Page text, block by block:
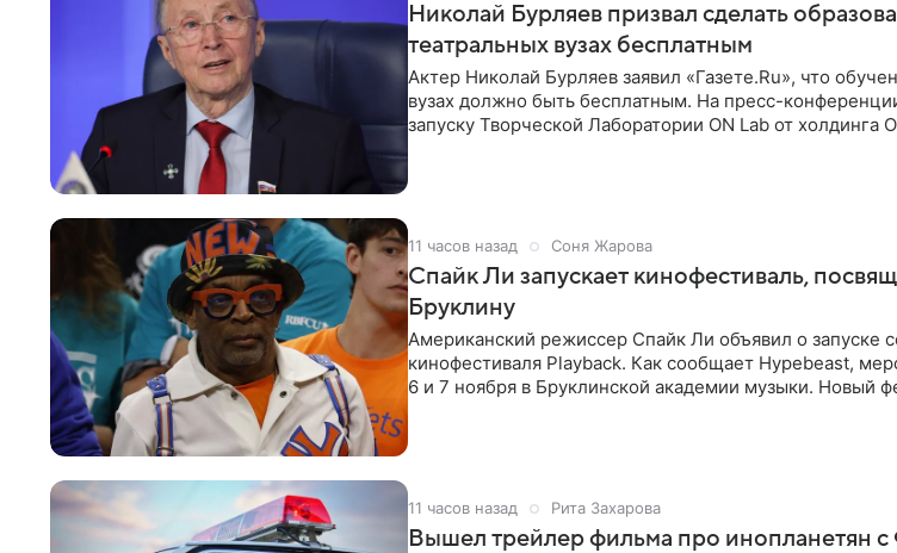
Николай Бурляев призвал сделать
театральных вузах бесплатным
Актер Николай Бурляев заявил «Газете.Ru», что
вузах должно быть бесплатным. На пресс-
запуску Творческой Лаборатории ON Lab от холдинга
11 часов назад Соня Жарова
Спайк Ли запускает кинофестиваль,
Бруклину
Американский режиссер Спайк Ли объявил о запуске
кинофестиваля Playback. Как сообщает Hypebeast,
6 и 7 ноября в Бруклинской академии музыки. Новый
11 часов назад Рита Захарова
Вышел трейлер фильма про инопланетян